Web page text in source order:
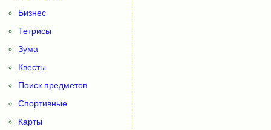
Бизнес
Тетрисы
Зума
Квесты
Поиск предметов
Спортивные
Карты